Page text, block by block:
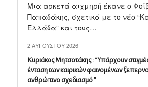
Μια αρκετά αιχμηρή έκανε ο
Παπαδάκης, σχετικά με το νέο
Ελλάδα” και τους…
2 ΑΥΓΟΎΣΤΟΥ 2026
Κυριάκος Μητσοτάκης : ” Υπάρχουν
ένταση των καιρικών φαινομένων
ανθρώπινο σχεδιασμό ”